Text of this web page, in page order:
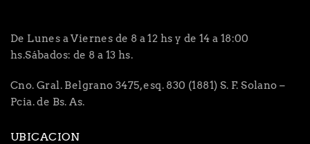
De Lunes a Viernes de 8 a 12 hs y de 14 a 18:00
hs.Sábados: de 8 a 13 hs.
Cno. Gral. Belgrano 3475, esq. 830 (1881) S. F. Solano –
Pcia. de Bs. As.
UBICACION